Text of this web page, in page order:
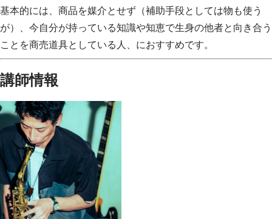
基本的には、商品を媒介とせず（補助手段としては物も使う
が）、今自分が持っている知識や知恵で生身の他者と向き合う
ことを商売道具としている人、におすすめです。
講師情報